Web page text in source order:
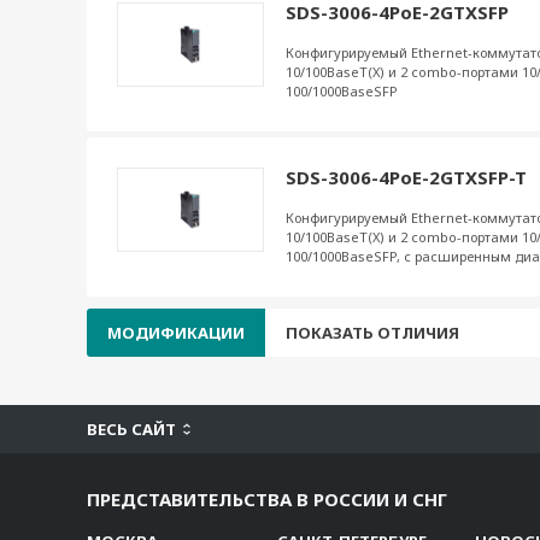
SDS-3006-4PoE-2GTXSFP
Конфигурируемый Ethernet-
10/100BaseT(X) и 2 combo-портами
100/1000BaseSFP
SDS-3006-4PoE-2GTXSFP-T
Конфигурируемый Ethernet-
10/100BaseT(X) и 2 combo-портами
100/1000BaseSFP, с расширенным
МОДИФИКАЦИИ ПОКАЗАТЬ ОТЛИЧИЯ
ВЕСЬ САЙТ
ПРЕДСТАВИТЕЛЬСТВА В РОССИИ И СНГ